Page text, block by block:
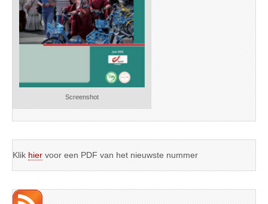
Screenshot
Klik hier voor een PDF van het nieuwste nummer